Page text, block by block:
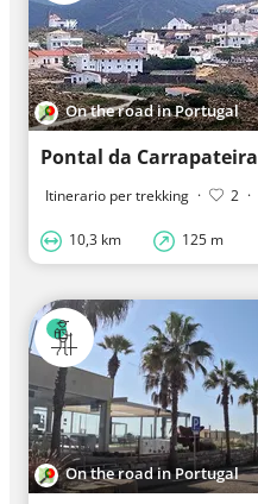
On the road in Portugal
Pontal da Carrapateira
Itinerario per trekking · 2 ·
10,3 km 125 m
On the road in Portugal